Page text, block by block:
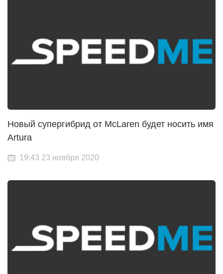
Новый супергибрид от McLaren будет носить имя
Artura
19:43 23 ноября 2020